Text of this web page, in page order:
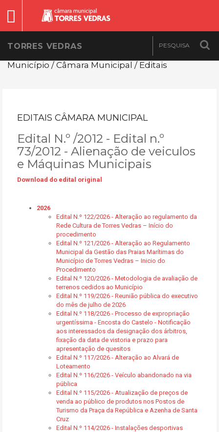
TORRES VEDRAS
Município / Câmara Municipal / Editais
EDITAIS CÂMARA MUNICIPAL
Edital N.º /2012 - Edital n.º
73/2012 - Alienação de veiculos
e Máquinas Municipais
Download do edital original
2026
Edital N.º 122/2026 - Alteração ao regulamento da
Rede Cultura de Torres Vedras – Início do
procedimento
Edital N.º 121/2026 - Alteração ao Regulamento
Municipal da Gestão das Praias Marítimas do
Município de Torres Vedras – Inicio do
Procedimento
Edital N.º 120/2026 - Metodologia de avaliação de
terrenos cedidos ao Município
Edital N.º 119/2026 - Reunião pública do executivo
do mês de julho de 2026
Edital N.º 118/2026 - Processo de expropriação
urgentíssima - Encosta do Castelo - Notificação
aos interessados da designação dos árbitros,
fixação da data de vistoria e prazo para
apresentação de quesitos
Edital N.º 117/2026 - Alteração ao Alvará de
Loteamento
Edital N.º 116/2026 - Veículo abandonado na via
pública
Edital N.º 115/2026 - Atualização de preços de
venda ao público de produtos nos Postos de
Turismo da Praça da República e Azenha de Santa
Cruz
Edital N.º 114/2026 - Instalações desportivas